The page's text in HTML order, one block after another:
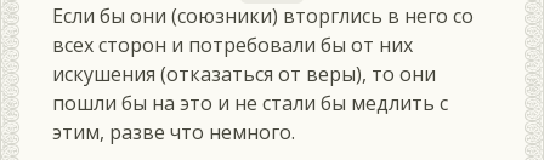
Если бы они (союзники) вторглись в него со
всех сторон и потребовали бы от них
искушения (отказаться от веры), то они
пошли бы на это и не стали бы медлить с
этим, разве что немного.